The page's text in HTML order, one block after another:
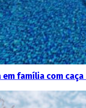
em família com